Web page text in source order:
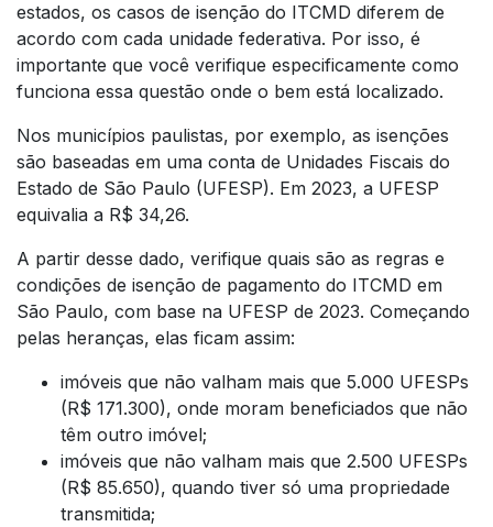
estados, os casos de isenção do ITCMD diferem de
acordo com cada unidade federativa. Por isso, é
importante que você verifique especificamente como
funciona essa questão onde o bem está localizado.
Nos municípios paulistas, por exemplo, as isenções
são baseadas em uma conta de Unidades Fiscais do
Estado de São Paulo (UFESP). Em 2023, a UFESP
equivalia a R$ 34,26.
A partir desse dado, verifique quais são as regras e
condições de isenção de pagamento do ITCMD em
São Paulo, com base na UFESP de 2023. Começando
pelas heranças, elas ficam assim:
imóveis que não valham mais que 5.000 UFESPs
(R$ 171.300), onde moram beneficiados que não
têm outro imóvel;
imóveis que não valham mais que 2.500 UFESPs
(R$ 85.650), quando tiver só uma propriedade
transmitida;